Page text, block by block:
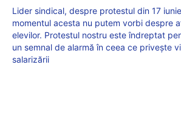
Lider sindical, despre protestul din 17
momentul acesta nu putem vorbi despre
elevilor. Protestul nostru este îndreptat
un semnal de alarmă în ceea ce privește
salarizării